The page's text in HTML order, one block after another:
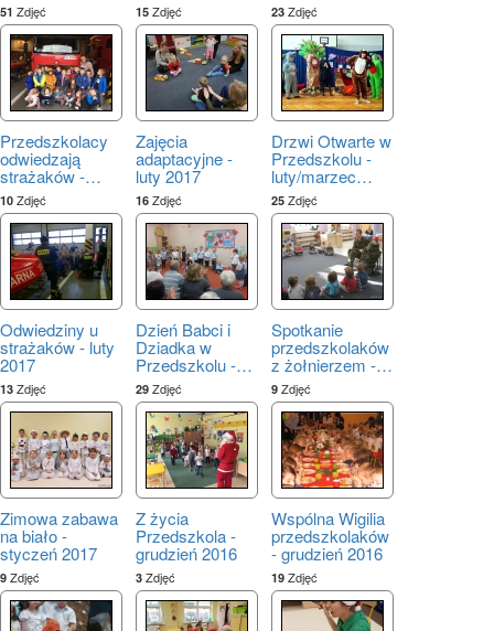
51 Zdjęć 15 Zdjęć 23 Zdjęć
Przedszkolacy
odwiedzają
strażaków -…
10 Zdjęć
Zajęcia
adaptacyjne -
luty 2017
16 Zdjęć
Drzwi Otwarte w
Przedszkolu -
luty/marzec…
25 Zdjęć
Odwiedziny u
strażaków - luty
2017
13 Zdjęć
Dzień Babci i
Dziadka w
Przedszkolu -…
29 Zdjęć
Spotkanie
przedszkolaków
z żołnierzem -…
9 Zdjęć
Zimowa zabawa
na biało -
styczeń 2017
9 Zdjęć
Z życia
Przedszkola -
grudzień 2016
3 Zdjęć
Wspólna Wigilia
przedszkolaków
- grudzień 2016
19 Zdjęć